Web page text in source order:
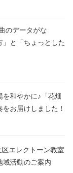
のデータがな
と「ちょっとした
を和やかに♪「花畑
お届けしました！
区エレクトーン教室
域活動のご案内